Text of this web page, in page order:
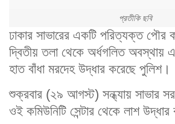
প্রতীকি ছবি
ঢাকার সাভারের একটি পরিত্যক্ত পৌর
দ্বিতীয় তলা থেকে অর্ধগলিত অবস্থায়
হাত বাঁধা মরদেহ উদ্ধার করেছে পুলিশ।
শুক্রবার (২৯ আগস্ট) সন্ধ্যায় সাভার
ওই কমিউনিটি সেন্টার থেকে লাশ